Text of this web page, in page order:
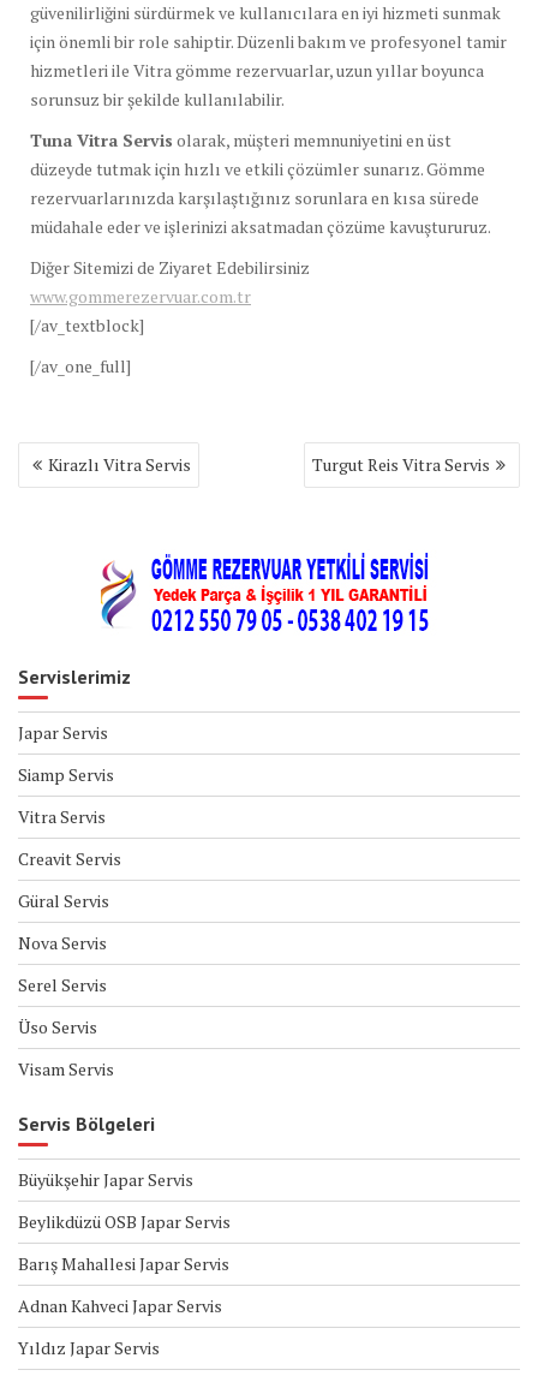
güvenilirliğini sürdürmek ve kullanıcılara en iyi hizmeti sunmak
için önemli bir role sahiptir. Düzenli bakım ve profesyonel tamir
hizmetleri ile Vitra gömme rezervuarlar, uzun yıllar boyunca
sorunsuz bir şekilde kullanılabilir.
Tuna Vitra Servis olarak, müşteri memnuniyetini en üst
düzeyde tutmak için hızlı ve etkili çözümler sunarız. Gömme
rezervuarlarınızda karşılaştığınız sorunlara en kısa sürede
müdahale eder ve işlerinizi aksatmadan çözüme kavuştururuz.
Diğer Sitemizi de Ziyaret Edebilirsiniz
www.gommerezervuar.com.tr
[/av_textblock]
[/av_one_full]
Yazı
gezinmesi
Kirazlı Vitra Servis Turgut Reis Vitra Servis
Servislerimiz
Japar Servis
Siamp Servis
Vitra Servis
Creavit Servis
Güral Servis
Nova Servis
Serel Servis
Üso Servis
Visam Servis
Servis Bölgeleri
Büyükşehir Japar Servis
Beylikdüzü OSB Japar Servis
Barış Mahallesi Japar Servis
Adnan Kahveci Japar Servis
Yıldız Japar Servis